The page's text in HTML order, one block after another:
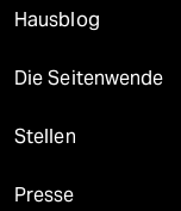
Hausblog
Die Seitenwende
Stellen
Presse